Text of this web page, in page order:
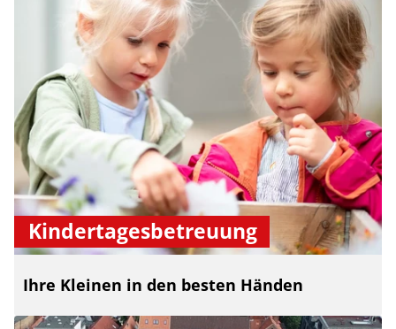
Kindertagesbetreuung
Ihre Kleinen in den besten Händen